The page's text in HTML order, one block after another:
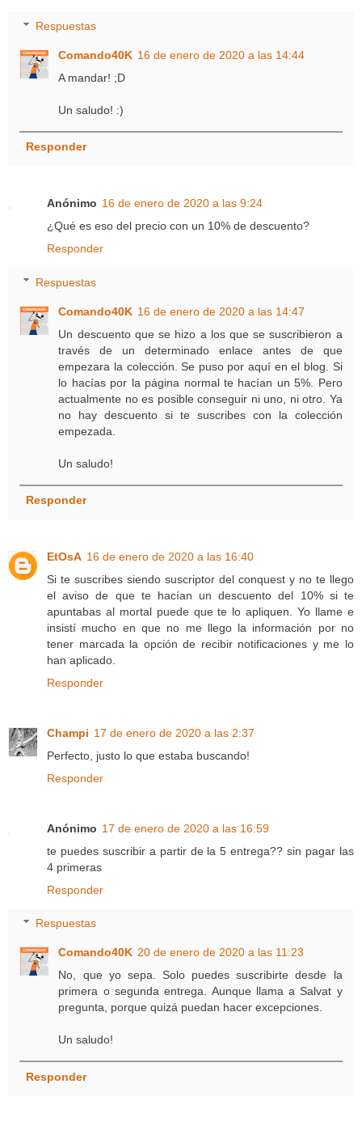
Respuestas
Comando40K 16 de enero de 2020 a las 14:44
A mandar! ;D
Un saludo! :)
Responder
Anónimo 16 de enero de 2020 a las 9:24
¿Qué es eso del precio con un 10% de descuento?
Responder
Respuestas
Comando40K 16 de enero de 2020 a las 14:47
Un descuento que se hizo a los que se suscribieron a
través de un determinado enlace antes de que
empezara la colección. Se puso por aquí en el blog. Si
lo hacías por la página normal te hacían un 5%. Pero
actualmente no es posible conseguir ni uno, ni otro. Ya
no hay descuento si te suscribes con la colección
empezada.
Un saludo!
Responder
EtOsA 16 de enero de 2020 a las 16:40
Si te suscribes siendo suscriptor del conquest y no te llego
el aviso de que te hacían un descuento del 10% si te
apuntabas al mortal puede que te lo apliquen. Yo llame e
insistí mucho en que no me llego la información por no
tener marcada la opción de recibir notificaciones y me lo
han aplicado.
Responder
Champi 17 de enero de 2020 a las 2:37
Perfecto, justo lo que estaba buscando!
Responder
Anónimo 17 de enero de 2020 a las 16:59
te puedes suscribir a partir de la 5 entrega?? sin pagar las
4 primeras
Responder
Respuestas
Comando40K 20 de enero de 2020 a las 11:23
No, que yo sepa. Solo puedes suscribirte desde la
primera o segunda entrega. Aunque llama a Salvat y
pregunta, porque quizá puedan hacer excepciones.
Un saludo!
Responder